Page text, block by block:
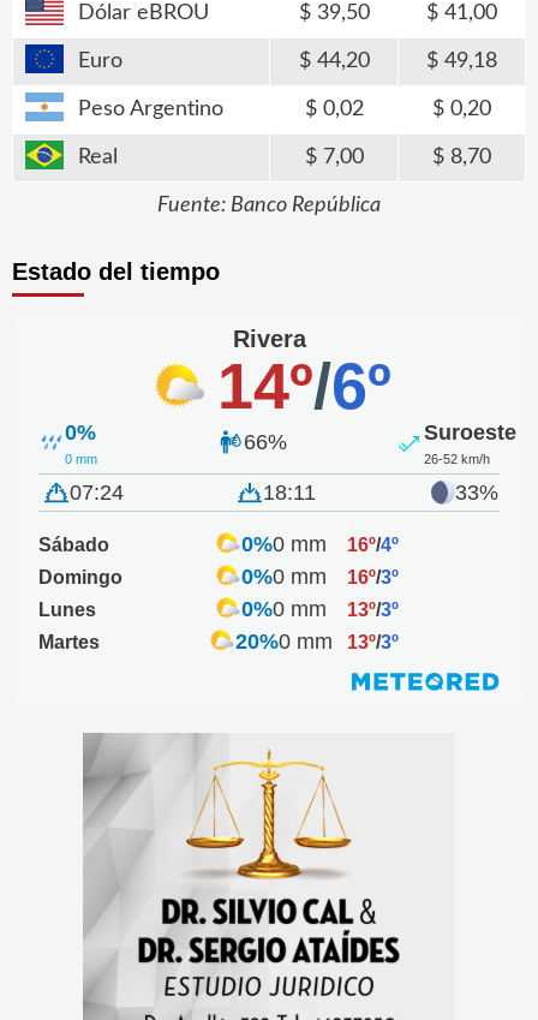
Dólar eBROU 39,50 41,00
Euro 44,20 49,18
Peso Argentino 0,02 0,20
Real 7,00 8,70
Fuente: Banco República
Estado del tiempo
Rivera
14º/6º
0%
0 mm
66% Suroeste
26-52 km/h
07:24 18:11 33%
Sábado 0%0 mm 16º/4º
Domingo
0%0 mm 16º/3º
Lunes
0%0 mm 13º/3º
Martes
20%0 mm 13º/3º